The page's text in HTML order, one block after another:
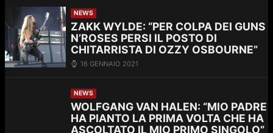
NEWS
ZAKK WYLDE: “PER COLPA DEI GUNS
N’ROSES PERSI IL POSTO DI
CHITARRISTA DI OZZY OSBOURNE”
16 GENNAIO 2021
NEWS
WOLFGANG VAN HALEN: “MIO PADRE
HA PIANTO LA PRIMA VOLTA CHE HA
ASCOLTATO IL MIO PRIMO SINGOLO”